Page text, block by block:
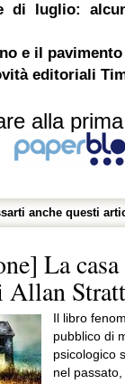
di luglio:
e il
editoriali
alla
anche questi
La
Allan
Il libro
pubblico di
psicologico
nel passato,